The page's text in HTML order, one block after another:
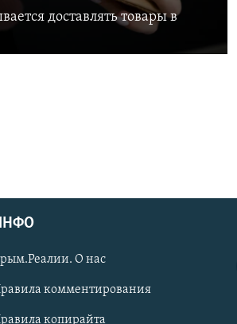
доставлять товары в
О нас
комментирования
копирайта